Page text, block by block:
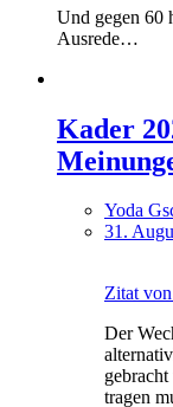
Und gegen 60
Ausrede…
Kader
Yoda
31.
Zitat
Der
tragen